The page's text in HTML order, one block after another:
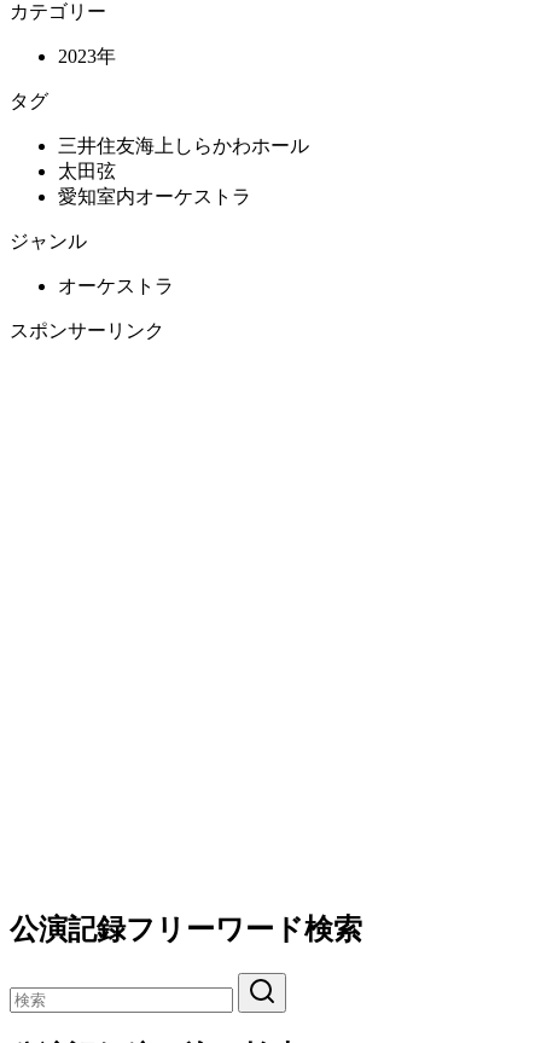
カテゴリー
2023年
タグ
三井住友海上しらかわホール
太田弦
愛知室内オーケストラ
ジャンル
オーケストラ
スポンサーリンク
公演記録フリーワード検索